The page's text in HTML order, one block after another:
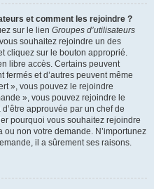
et comment les rejoindre ?
sur le lien Groupes d’utilisateurs
souhaitez rejoindre un des
cliquez sur le bouton approprié.
libre accès. Certains peuvent
et d’autres peuvent même
», vous pouvez le rejoindre
», vous pouvez rejoindre le
approuvée par un chef de
pourquoi vous souhaitez rejoindre
ou non votre demande. N’importunez
il a sûrement ses raisons.